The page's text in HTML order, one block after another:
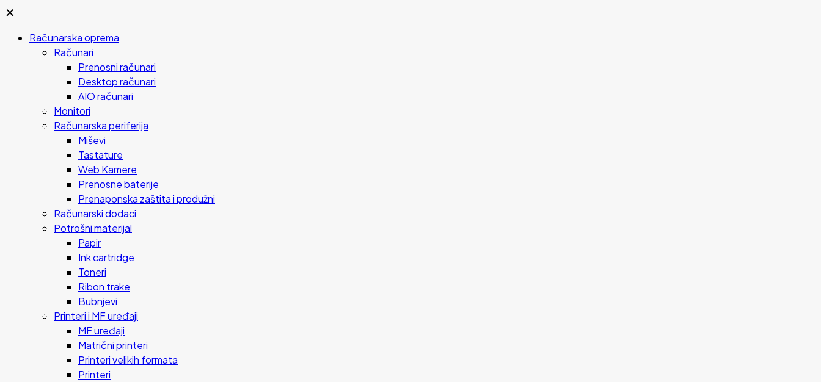
✕
Računarska oprema
Računari
Prenosni računari
Desktop računari
AIO računari
Monitori
Računarska periferija
Miševi
Tastature
Web Kamere
Prenosne baterije
Prenaponska zaštita i produžni
Računarski dodaci
Potrošni materijal
Papir
Ink cartridge
Toneri
Ribon trake
Bubnjevi
Printeri i MF uređaji
MF uređaji
Matrični printeri
Printeri velikih formata
Printeri